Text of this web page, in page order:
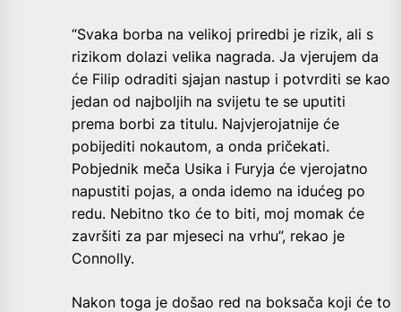
“Svaka borba na velikoj priredbi je rizik, ali s
rizikom dolazi velika nagrada. Ja vjerujem da
će Filip odraditi sjajan nastup i potvrditi se kao
jedan od najboljih na svijetu te se uputiti
prema borbi za titulu. Najvjerojatnije će
pobijediti nokautom, a onda pričekati.
Pobjednik meča Usika i Furyja će vjerojatno
napustiti pojas, a onda idemo na idućeg po
redu. Nebitno tko će to biti, moj momak će
završiti za par mjeseci na vrhu”, rekao je
Connolly.
Nakon toga je došao red na boksača koji će to